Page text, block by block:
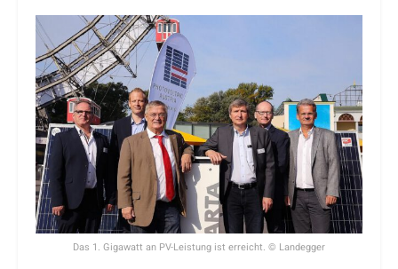
Das 1. Gigawatt an PV-Leistung ist erreicht. © Landegger